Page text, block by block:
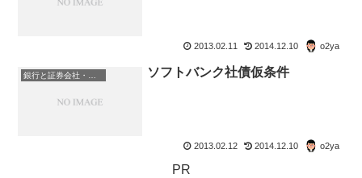
2013.02.11 2014.12.10 o2ya
銀行と証券会社・金融商品 ソフトバンク社債仮条件
2013.02.12 2014.12.10 o2ya
PR